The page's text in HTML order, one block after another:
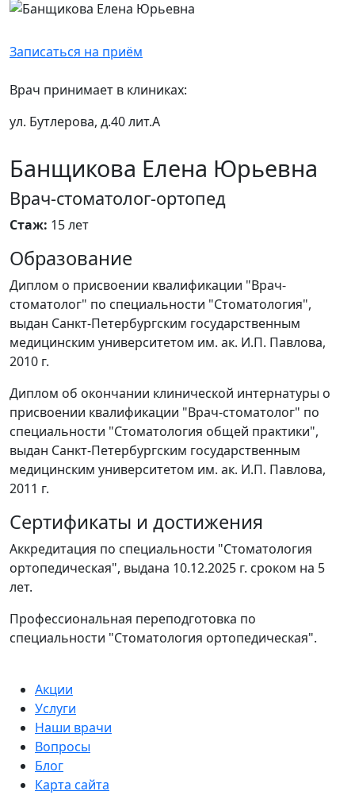
Записаться на приём
Врач принимает в клиниках:
ул. Бутлерова, д.40 лит.А
Банщикова Елена Юрьевна
Врач-стоматолог-ортопед
Стаж: 15 лет
Образование
Диплом о присвоении квалификации "Врач-
стоматолог" по специальности "Стоматология",
выдан Санкт-Петербургским государственным
медицинским университетом им. ак. И.П. Павлова,
2010 г.
Диплом об окончании клинической интернатуры о
присвоении квалификации "Врач-стоматолог" по
специальности "Стоматология общей практики",
выдан Санкт-Петербургским государственным
медицинским университетом им. ак. И.П. Павлова,
2011 г.
Сертификаты и достижения
Аккредитация по специальности "Стоматология
ортопедическая", выдана 10.12.2025 г. сроком на 5
лет.
Профессиональная переподготовка по
специальности "Стоматология ортопедическая".
Акции
Услуги
Наши врачи
Вопросы
Блог
Карта сайта